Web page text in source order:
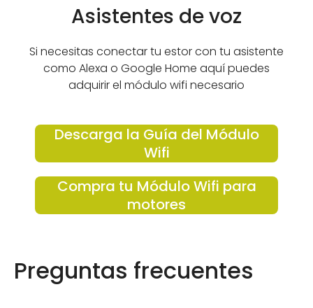
Asistentes de voz
Si necesitas conectar tu estor con tu asistente
como Alexa o Google Home aquí puedes
adquirir el módulo wifi necesario
Descarga la Guía del Módulo
Wifi
Compra tu Módulo Wifi para
motores
Preguntas frecuentes